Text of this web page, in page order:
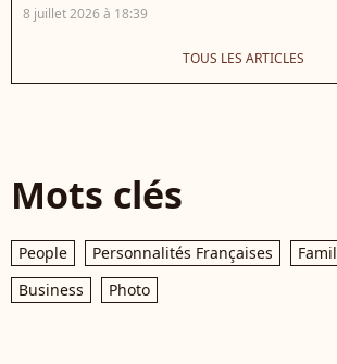
8 juillet 2026 à 18:39
TOUS LES ARTICLES
Mots clés
People Personnalités Françaises
Business
Photo